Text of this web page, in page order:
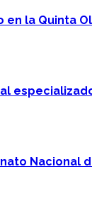
en la Quinta
Nacional